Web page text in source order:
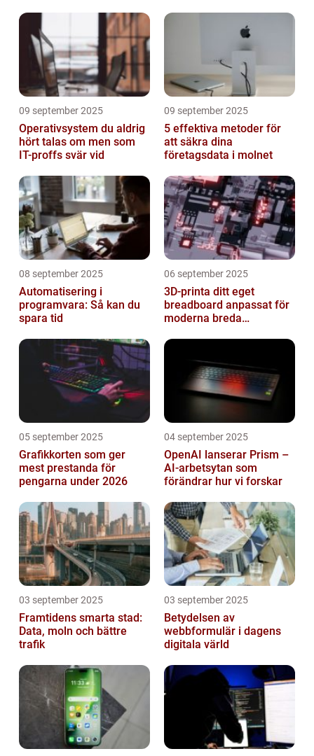
09 september 2025
Operativsystem du aldrig
hört talas om men som
IT-proffs svär vid
09 september 2025
5 effektiva metoder för
att säkra dina
företagsdata i molnet
08 september 2025
Automatisering i
programvara: Så kan du
spara tid
06 september 2025
3D-printa ditt eget
breadboard anpassat för
moderna breda
05 september 2025
Grafikkorten som ger
mest prestanda för
pengarna under 2026
04 september 2025
OpenAI lanserar Prism –
AI-arbetsytan som
förändrar hur vi forskar
03 september 2025
Framtidens smarta stad:
Data, moln och bättre
trafik
03 september 2025
Betydelsen av
webbformulär i dagens
digitala värld